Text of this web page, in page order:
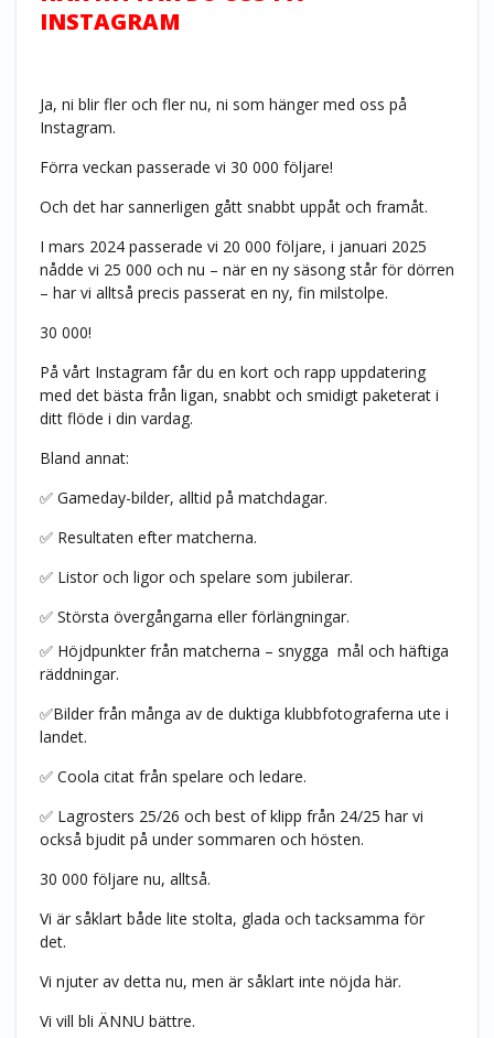
INSTAGRAM
Ja, ni blir fler och fler nu, ni som hänger med oss på
Instagram.
Förra veckan passerade vi 30 000 följare!
Och det har sannerligen gått snabbt uppåt och framåt.
I mars 2024 passerade vi 20 000 följare, i januari 2025
nådde vi 25 000 och nu – när en ny säsong står för dörren
– har vi alltså precis passerat en ny, fin milstolpe.
30 000!
På vårt Instagram får du en kort och rapp uppdatering
med det bästa från ligan, snabbt och smidigt paketerat i
ditt flöde i din vardag.
Bland annat:
✅ Gameday-bilder, alltid på matchdagar.
✅ Resultaten efter matcherna.
✅ Listor och ligor och spelare som jubilerar.
✅ Största övergångarna eller förlängningar.
✅ Höjdpunkter från matcherna – snygga mål och häftiga
räddningar.
✅Bilder från många av de duktiga klubbfotograferna ute i
landet.
✅ Coola citat från spelare och ledare.
✅ Lagrosters 25/26 och best of klipp från 24/25 har vi
också bjudit på under sommaren och hösten.
30 000 följare nu, alltså.
Vi är såklart både lite stolta, glada och tacksamma för
det.
Vi njuter av detta nu, men är såklart inte nöjda här.
Vi vill bli ÄNNU bättre.